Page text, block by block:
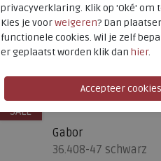
SALE
Gabor
36.408-47 schwarz
privacyverklaring. Klik op 'Oké' om
Kies je voorweigeren? Dan
functionele cookies. Wil je zelf
er geplaatst worden klik dan hier.